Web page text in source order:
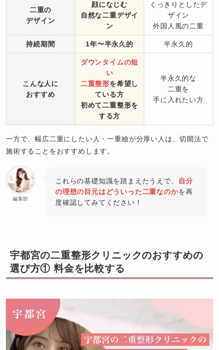
二重の
デザイン
顔になじむ
自然な二重デザイ
ン
くっきりとしたデ
ザイン
外国人風の二重
持続期間 1年〜半永久的 半永久的
こんな人に
おすすめ
ダウンタイムの短
い
二重整形を希望し
ている方
初めて二重整形を
する方
半永久的な
二重を
手に入れたい方
一方で、幅広二重にしたい人・一重瞼が分厚い人は、切開法で
施術することをおすすめします。
編集部
これらの基礎知識を踏まえたうえで、
自分
の理想の目元はどういった二重なのかを再
度確認してみてください！
宇都宮の二重整形クリニックのおすすめの
選び方① 料金を比較する